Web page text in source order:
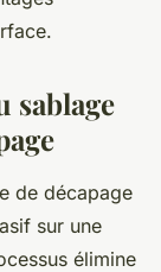
sablage
de décapage
sur une
élimine